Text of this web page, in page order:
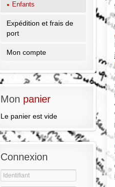
Enfants
Expédition et frais de
port
Mon compte
Mon panier
Le panier est vide
Connexion